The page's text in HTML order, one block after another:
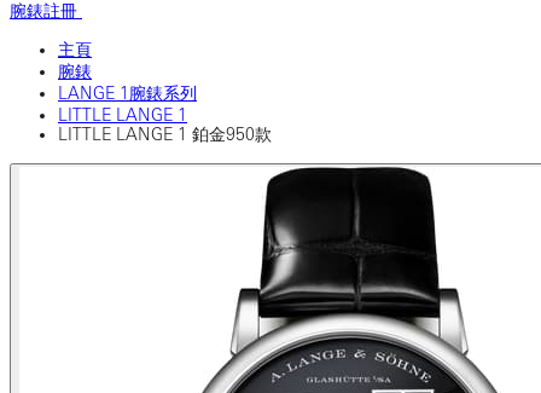
腕錶註冊
主頁
腕錶
LANGE 1腕錶系列
LITTLE LANGE 1
LITTLE LANGE 1 鉑金950款